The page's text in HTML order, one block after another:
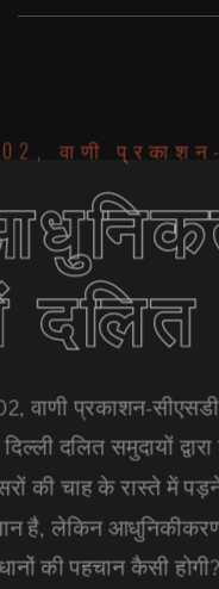
वाणी
दलित
वाणी प्रकाशन-
दलित समुदायों
की चाह के रास्ते में
है, लेकिन
की पहचान कैसी